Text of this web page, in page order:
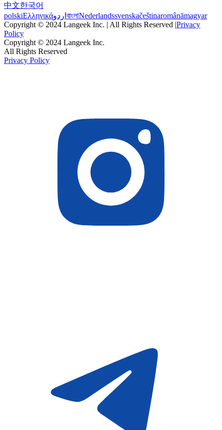
中文한국어
polskiΕλληνικάاردو বাংলাNederlandssvenskačeštinaromânămagyar
Copyright © 2024 Langeek Inc. | All Rights Reserved |Privacy
Policy
Copyright © 2024 Langeek Inc.
All Rights Reserved
Privacy Policy